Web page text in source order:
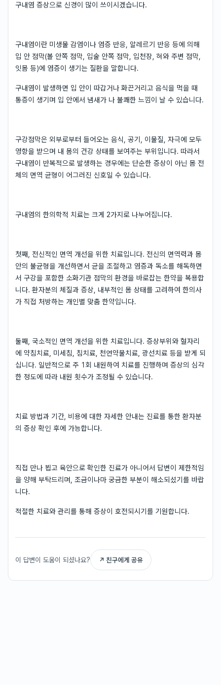
구내염 증상으로 신경이 많이 쓰이시겠습니다.
구내염이란 미생물 감염이나 염증 반응, 알레르기 반응 등에 의해
입 안 점막(볼 안쪽 점막, 입술 안쪽 점막, 입천장, 혀와 주변 점막,
잇몸 등)에 염증이 생기는 질환을 말합니다.
구내염이 발생하면 입 안이 따갑거나 화끈거리고 음식을 먹을 때
통증이 생기며 입 안에서 냄새가 나 불쾌한 느낌이 날 수 있습니다.
구강점막은 외부로부터 들어오는 음식, 공기, 이물질, 자극에 모두
영향을 받으며 내 몸의 건강 상태를 보여주는 부위입니다. 따라서
구내염이 반복적으로 발생하는 경우에는 단순한 증상이 아닌 몸 전
체의 면역 균형이 어그러진 신호일 수 있습니다.
구내염의 한의학적 치료는 크게 2가지로 나누어집니다.
첫째, 전신적인 면역 개선을 위한 치료입니다. 전신의 면역력과 몸
안의 불균형을 개선하면서 균을 조절하고 염증과 독소를 해독하면
서 구강을 포함한 소화기관 점막의 환경을 바로잡는 한약을 복용합
니다. 환자분의 체질과 증상, 내부적인 몸 상태를 고려하여 한의사
가 직접 처방하는 개인별 맞춤 한약입니다.
둘째, 국소적인 면역 개선을 위한 치료입니다. 증상부위와 혈자리
에 약침치료, 미세침, 침치료, 천연약물치료, 광선치료 등을 받게 되
십니다. 일반적으로 주 1회 내원하여 치료를 진행하며 증상의 심각
한 정도에 따라 내원 횟수가 조정될 수 있습니다.
치료 방법과 기간, 비용에 대한 자세한 안내는 진료를 통한 환자분
의 증상 확인 후에 가능합니다.
직접 만나 뵙고 육안으로 확인한 진료가 아니어서 답변이 제한적임
을 양해 부탁드리며, 조금이나마 궁금한 부분이 해소되셨기를 바랍
니다.
적절한 치료와 관리를 통해 증상이 호전되시기를 기원합니다.
이 답변이 도움이 되셨나요? ↗ 친구에게 공유